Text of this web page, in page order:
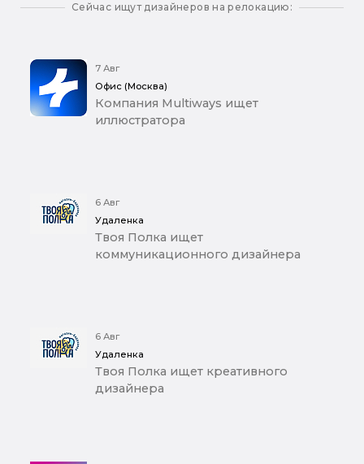
Сейчас ищут дизайнеров на релокацию:
7 Авг
Офис (Москва)
Компания Multiways ищет
иллюстратора
6 Авг
Удаленка
Твоя Полка ищет
коммуникационного дизайнера
6 Авг
Удаленка
Твоя Полка ищет креативного
дизайнера